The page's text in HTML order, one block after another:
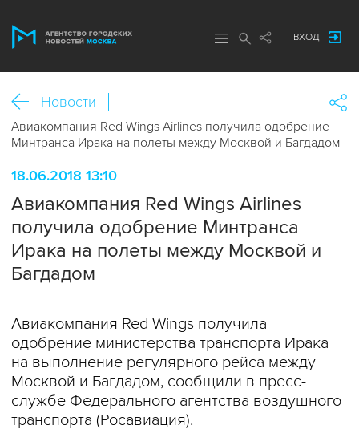
ВХОД
Новости
Авиакомпания Red Wings Airlines получила одобрение
Минтранса Ирака на полеты между Москвой и Багдадом
18.06.2018 13:10
Авиакомпания Red Wings Airlines
получила одобрение Минтранса
Ирака на полеты между Москвой и
Багдадом
Авиакомпания Red Wings получила
одобрение министерства транспорта Ирака
на выполнение регулярного рейса между
Москвой и Багдадом, сообщили в пресс-
службе Федерального агентства воздушного
транспорта (Росавиация).